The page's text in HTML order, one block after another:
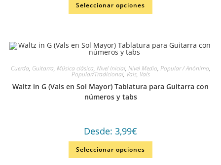
5.00de 5
Seleccionar opciones
Cuerda, Guitarra, Música clásica, Nivel Inicial, Nivel Medio, Popular / Anónimo,
Popular/Tradicional,Vals, Vals
Waltz in G (Vals en Sol Mayor) Tablatura para Guitarra con
números y tabs
Desde: 3,99€
Seleccionar opciones